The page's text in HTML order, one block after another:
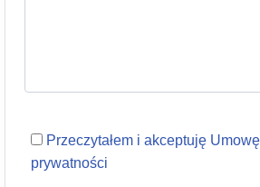
Przeczytałem i akceptuję
prywatności